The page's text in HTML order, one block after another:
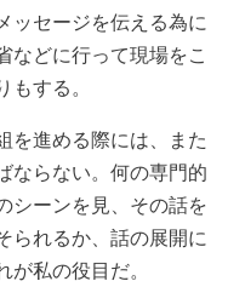
ッセージを伝える為に
などに行って現場をこ
する。
を進める際には、また
ならない。何の専門的
シーンを見、その話を
られるか、話の展開に
私の役目だ。